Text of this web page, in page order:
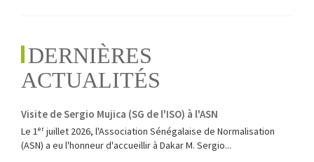
DERNIÈRES
ACTUALITÉS
Visite de Sergio Mujica (SG de l'ISO) à l'ASN
Le 1ᵉʳ juillet 2026, l'Association Sénégalaise de Normalisation
(ASN) a eu l'honneur d'accueillir à Dakar M. Sergio...